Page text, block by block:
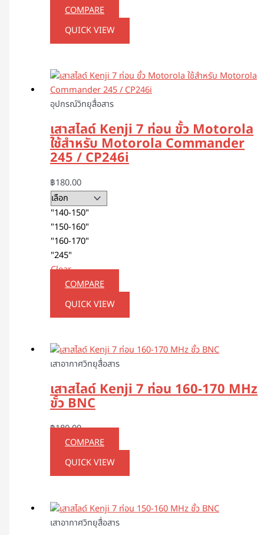
COMPARE
QUICK VIEW
อุปกรณ์วิทยุสื่อสาร
เสาสไลด์ Kenji 7 ท่อน ขั้ว Motorola
ใช้สำหรับ Motorola Commander
245 / CP246i
฿180.00
"140-150"
"150-160"
"160-170"
"245"
Clear
COMPARE
QUICK VIEW
เสาอากาศวิทยุสื่อสาร
เสาสไลด์ Kenji 7 ท่อน 160-170 MHz
ขั้ว BNC
฿180.00
COMPARE
QUICK VIEW
เสาอากาศวิทยุสื่อสาร